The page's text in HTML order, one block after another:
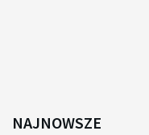
NAJNOWSZE